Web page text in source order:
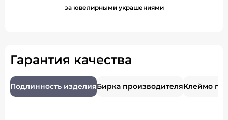
за ювелирными украшениями
Гарантия качества
Подлинность изделияБирка производителяКлеймо